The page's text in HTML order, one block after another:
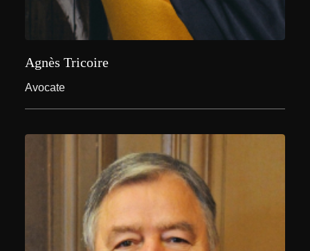
Agnès Tricoire
Avocate